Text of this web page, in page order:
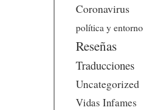
Coronavirus
política y entorno
Reseñas
Traducciones
Uncategorized
Vidas Infames